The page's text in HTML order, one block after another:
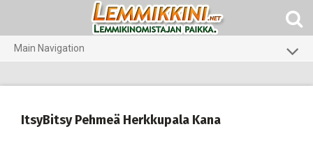
Main Navigation
Pieneläimet
ItsyBitsy Pehmeä Herkkupala Kana